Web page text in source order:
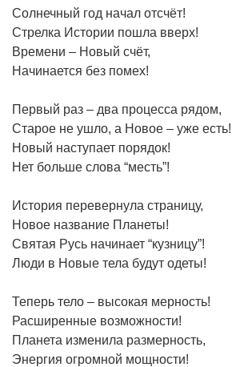
Солнечный год начал отсчёт!
Стрелка Истории пошла вверх!
Времени – Новый счёт,
Начинается без помех!
Первый раз – два процесса рядом,
Старое не ушло, а Новое – уже есть!
Новый наступает порядок!
Нет больше слова “месть”!
История перевернула страницу,
Новое название Планеты!
Святая Русь начинает “кузницу”!
Люди в Новые тела будут одеты!
Теперь тело – высокая мерность!
Расширенные возможности!
Планета изменила размерность,
Энергия огромной мощности!